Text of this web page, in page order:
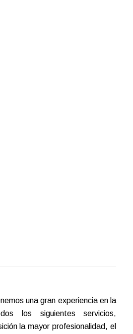
una gran experiencia en la
los siguientes servicios,
la mayor profesionalidad, el